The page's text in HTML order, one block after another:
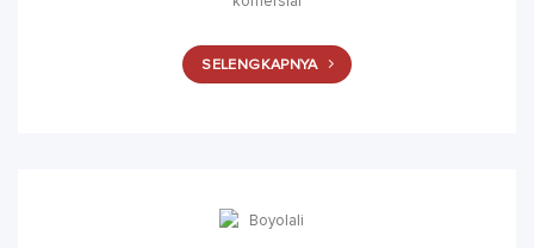
SELENGKAPNYA